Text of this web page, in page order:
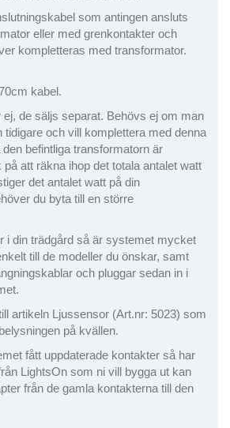
som antingen ansluts
eller med grenkontakter och
kompletteras med transformator.
kabel.
ej, de säljs separat. Behövs ej om man
tidigare och vill komplettera med denna
befintliga transformatorn är
att räkna ihop det totala antalet watt
det antalet watt på din
du byta till en större
i din trädgård så är systemet mycket
till de modeller du önskar, samt
och pluggar sedan in i
artikeln Ljussensor (Art.nr: 5023) som
på kvällen.
fått uppdaterade kontakter så har
LightsOn som ni vill bygga ut kan
från de gamla kontakterna till den